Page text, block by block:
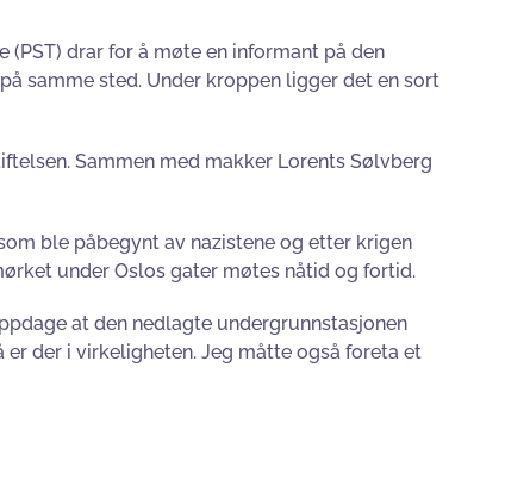
drar for å møte en informant på den
samme sted. Under kroppen ligger det en sort
Sammen med makker Lorents Sølvberg
ble påbegynt av nazistene og etter krigen
under Oslos gater møtes nåtid og fortid.
at den nedlagte undergrunnstasjonen
der i virkeligheten. Jeg måtte også foreta et